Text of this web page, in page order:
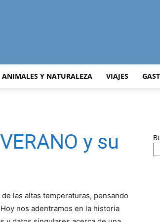
Curiosidades
del
ANIMALES Y NATURALEZA VIAJES
y su
las altas temperaturas, pensando
nos adentramos en la historia